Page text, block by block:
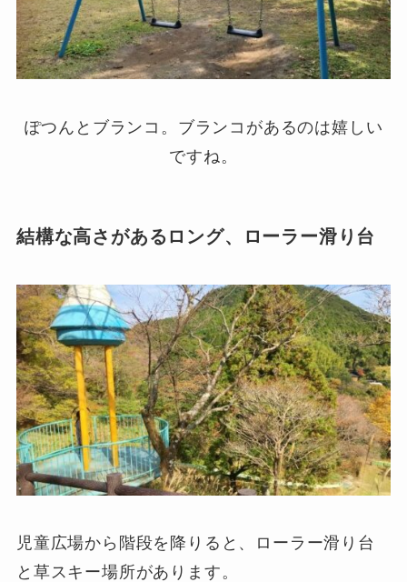
ぽつんとブランコ。ブランコがあるのは嬉しい
ですね。
結構な高さがあるロング、ローラー滑り台
児童広場から階段を降りると、ローラー滑り台
と草スキー場所があります。